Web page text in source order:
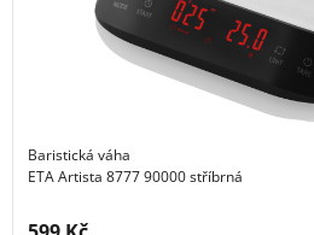
Baristická váha
ETA Artista 8777 90000 stříbrná